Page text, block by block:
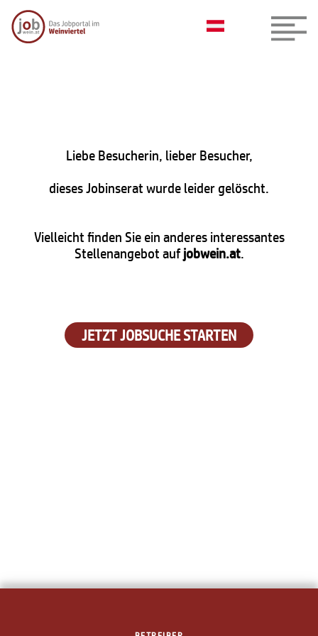
Liebe Besucherin, lieber Besucher,
dieses Jobinserat wurde leider gelöscht.
Vielleicht finden Sie ein anderes interessantes
Stellenangebot aufjobwein.at.
JETZT JOBSUCHE STARTEN